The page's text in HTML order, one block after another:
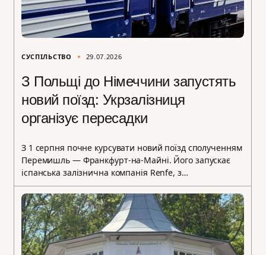
СУСПІЛЬСТВО 29.07.2026
З Польщі до Німеччини запустять
новий поїзд: Укрзалізниця
організує пересадки
З 1 серпня почне курсувати новий поїзд сполученням
Перемишль — Франкфурт-на-Майні. Його запускає
іспанська залізнична компанія Renfe, з…